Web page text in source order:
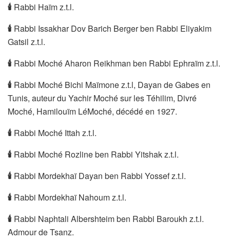
🕯 Rabbi Haïm z.t.l.
🕯 Rabbi Issakhar Dov Barich Berger ben Rabbi Eliyakim
Gatsil z.t.l.
🕯 Rabbi Moché Aharon Reikhman ben Rabbi Ephraïm z.t.l.
🕯 Rabbi Moché Bichi Maïmone z.t.l, Dayan de Gabes en
Tunis, auteur du Yachir Moché sur les Téhilim, Divré
Moché, Hamilouïm LéMoché, décédé en 1927.
🕯 Rabbi Moché Ittah z.t.l.
🕯 Rabbi Moché Rozline ben Rabbi Yitshak z.t.l.
🕯 Rabbi Mordekhaï Dayan ben Rabbi Yossef z.t.l.
🕯 Rabbi Mordekhaï Nahoum z.t.l.
🕯 Rabbi Naphtali Albershteim ben Rabbi Baroukh z.t.l.
Admour de Tsanz.